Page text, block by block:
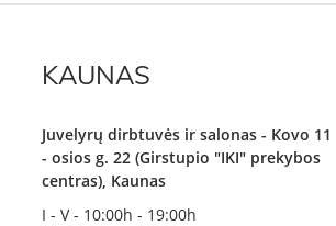
KAUNAS
Juvelyrų dirbtuvės ir salonas - Kovo 11
- osios g. 22 (Girstupio "IKI" prekybos
centras), Kaunas
I - V - 10:00h - 19:00h